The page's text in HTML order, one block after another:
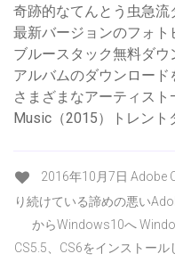
奇跡的なてんとう虫急流
最新バージョンのフォ
ブルースタック無料ダウ
アルバムのダウンロー
さまざまなアーティスト
Music（2015）トレント
2016年10月7日 Adobe
り続けている諦めの悪い
からWindows10へ
CS5.5、CS6をインストール